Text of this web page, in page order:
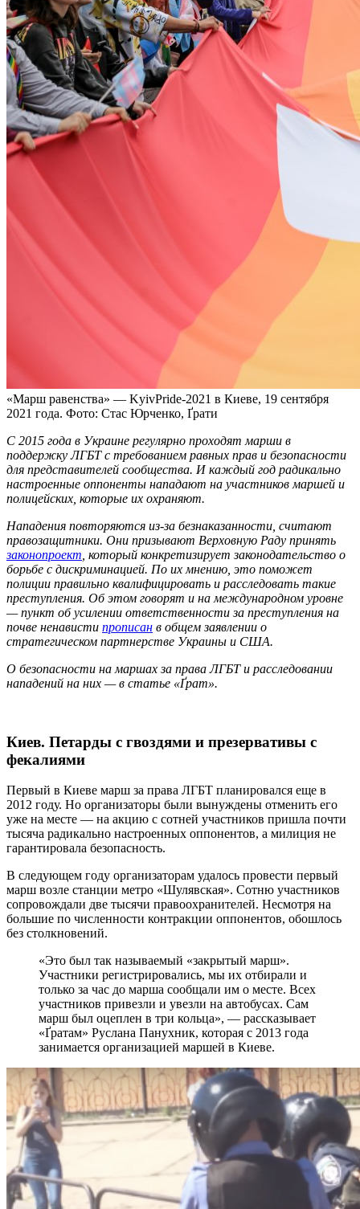
«Марш равенства» — KyivPride-2021 в Киеве, 19 сентября
2021 года. Фото: Стас Юрченко, Ґрати
С 2015 года в Украине регулярно проходят марши в
поддержку ЛГБТ с требованием равных прав и безопасности
для представителей сообщества. И каждый год радикально
настроенные оппоненты нападают на участников маршей и
полицейских, которые их охраняют.
Нападения повторяются из-за безнаказанности, считают
правозащитники. Они призывают Верховную Раду принять
законопроект , который конкретизирует законодательство о
борьбе с дискриминацией. По их мнению, это поможет
полиции правильно квалифицировать и расследовать такие
преступления. Об этом говорят и на международном уровне
— пункт об усилении ответственности за преступления на
почве ненависти прописан в общем заявлении о
стратегическом партнерстве Украины и США.
О безопасности на маршах за права ЛГБТ и расследовании
нападений на них — в статье «Ґрат».
Киев. Петарды с гвоздями и презервативы с
фекалиями
Первый в Киеве марш за права ЛГБТ планировался еще в
2012 году. Но организаторы были вынуждены отменить его
уже на месте — на акцию с сотней участников пришла почти
тысяча радикально настроенных оппонентов, а милиция не
гарантировала безопасность.
В следующем году организаторам удалось провести первый
марш возле станции метро «Шулявская». Сотню участников
сопровождали две тысячи правоохранителей. Несмотря на
большие по численности контракции оппонентов, обошлось
без столкновений.
«Это был так называемый «закрытый марш».
Участники регистрировались, мы их отбирали и
только за час до марша сообщали им о месте. Всех
участников привезли и увезли на автобусах. Сам
марш был оцеплен в три кольца», — рассказывает
«Ґратам» Руслана Панухник, которая с 2013 года
занимается организацией маршей в Киеве.